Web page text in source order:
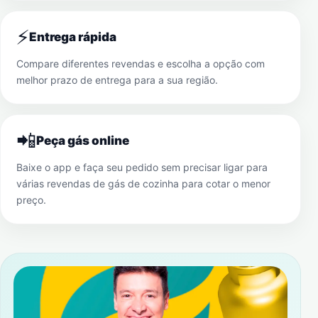
⚡Entrega rápida
Compare diferentes revendas e escolha a opção com
melhor prazo de entrega para a sua região.
📲Peça gás online
Baixe o app e faça seu pedido sem precisar ligar para
várias revendas de gás de cozinha para cotar o menor
preço.